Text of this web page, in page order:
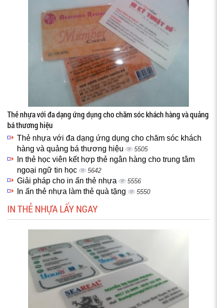
Thẻ nhựa với đa dạng ứng dụng cho chăm sóc khách hàng và quảng
bá thương hiệu
Thẻ nhựa với đa dạng ứng dụng cho chăm sóc khách
hàng và quảng bá thương hiệu
5505
In thẻ học viên kết hợp thẻ ngân hàng cho trung tâm
ngoại ngữ tin học
5642
Giải pháp cho in ấn thẻ nhựa 5556
In ấn thẻ nhựa làm thẻ quà tặng 5550
IN THẺ NHỰA LẤY NGAY